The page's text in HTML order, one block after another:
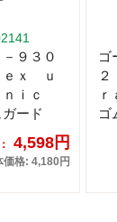
９３０
ｅｘ ｕ
ｎｉｃ
ード
4,598円
価格: 4,180円
ゴ
ゴ